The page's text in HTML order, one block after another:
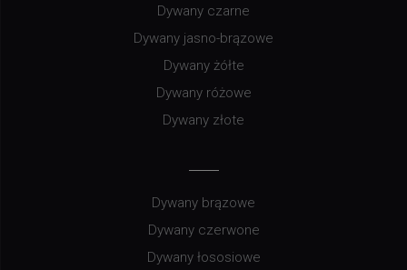
Dywany czarne
Dywany jasno-brązowe
Dywany żółte
Dywany różowe
Dywany złote
Dywany brązowe
Dywany czerwone
Dywany łososiowe